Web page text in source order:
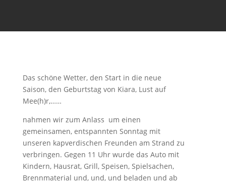
Das schöne Wetter, den Start in die neue
Saison, den Geburtstag von Kiara, Lust auf
Mee(h)r,……
nahmen wir zum Anlass um einen
gemeinsamen, entspannten Sonntag mit
unseren kapverdischen Freunden am Strand zu
verbringen. Gegen 11 Uhr wurde das Auto mit
Kindern, Hausrat, Grill, Speisen, Spielsachen,
Brennmaterial und, und, und beladen und ab